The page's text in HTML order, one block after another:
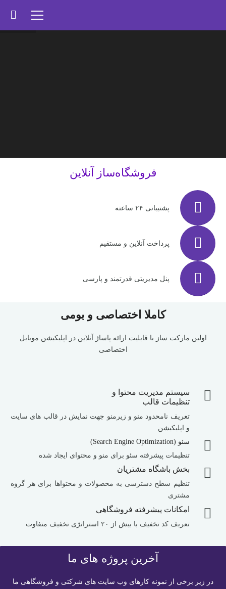
فروشگاه‌ساز آنلاین
پشتیبانی ۲۴ ساعته
پرداخت آنلاین و مستقیم
پنل مدیریتی قدرتمند و پارسی
کاملا اختصاصی و بومی
اولین مارکت ساز با قابلیت ارائه پاساژ آنلاین در اپلیکیشن موبایل
اختصاصی
سیستم مدیریت محتوا و
تنظیمات قالب
تعریف نامحدود منو و زیرمنو جهت نمایش در قالب های سایت
و اپلیکیشن
سئو (Search Engine Optimization)
تنظیمات پیشرفته سئو برای منو و محتوای ایجاد شده
بخش باشگاه مشتریان
تنظیم سطح دسترسی به محصولات و محتواها برای هر گروه
مشتری
امکانات پیشرفته فروشگاهی
تعریف کد تخفیف با بیش از ۲۰ استراتژی تخفیف متفاوت
آخرین پروژه های ما
در زیر برخی از نمونه کارهای وب سایت های شرکتی و فروشگاهی ما